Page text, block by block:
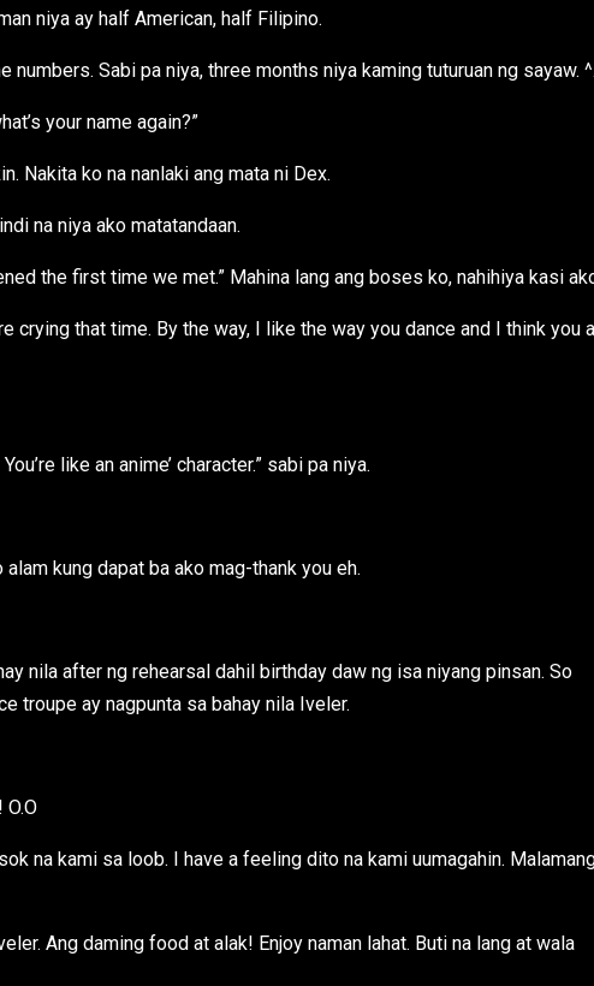
niya ay half American, half Filipino.
numbers. Sabi pa niya, three months niya kaming tuturuan ng sayaw.
your name again?”
Nakita ko na nanlaki ang mata ni Dex.
na niya ako matatandaan.
the first time we met.” Mahina lang ang boses ko, nahihiya kasi
crying that time. By the way, I like the way you dance and I think you
like an anime’ character.” sabi pa niya.
alam kung dapat ba ako mag-thank you eh.
nila after ng rehearsal dahil birthday daw ng isa niyang pinsan. So
troupe ay nagpunta sa bahay nila Iveler.
na kami sa loob. I have a feeling dito na kami uumagahin.
Ang daming food at alak! Enjoy naman lahat. Buti na lang at wala